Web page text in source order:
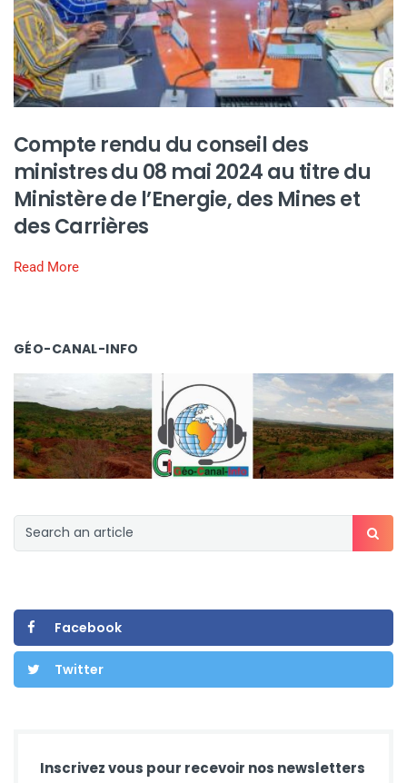
Compte rendu du conseil des
ministres du 08 mai 2024 au titre du
Ministère de l’Energie, des Mines et
des Carrières
Read More
GÉO-CANAL-INFO
Facebook
Twitter
Inscrivez vous pour recevoir nos newsletters